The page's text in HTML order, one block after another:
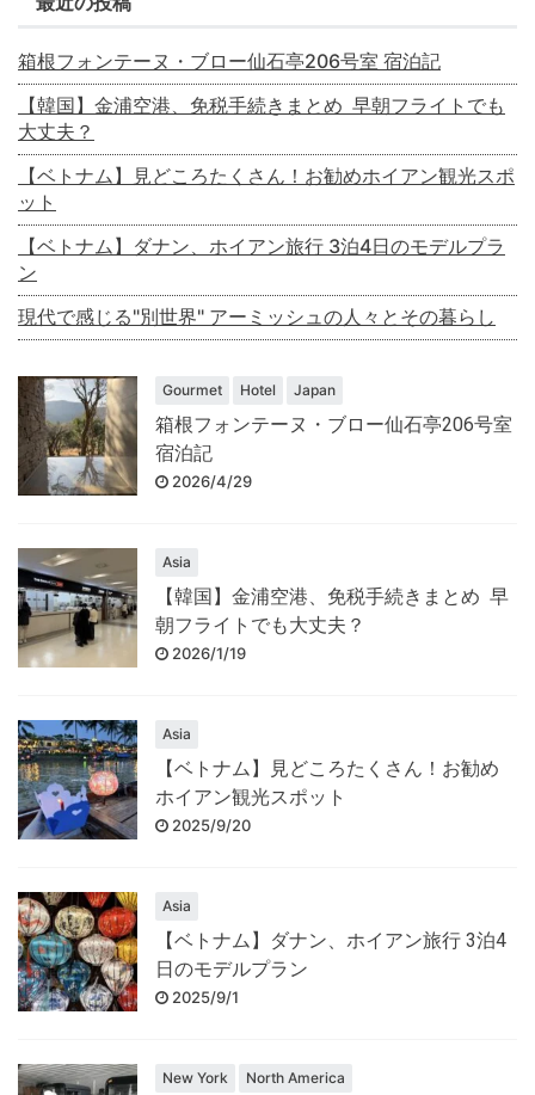
箱根フォンテーヌ・ブロー仙石亭206号室 宿泊記
【韓国】金浦空港、免税手続きまとめ 早朝フライトでも
大丈夫？
【ベトナム】見どころたくさん！お勧めホイアン観光スポ
ット
【ベトナム】ダナン、ホイアン旅行 3泊4日のモデルプラ
ン
現代で感じる"別世界" アーミッシュの人々とその暮らし
Gourmet Hotel Japan
箱根フォンテーヌ・ブロー仙石亭206号室
宿泊記
2026/4/29
Asia
【韓国】金浦空港、免税手続きまとめ 早
朝フライトでも大丈夫？
2026/1/19
Asia
【ベトナム】見どころたくさん！お勧め
ホイアン観光スポット
2025/9/20
Asia
【ベトナム】ダナン、ホイアン旅行 3泊4
日のモデルプラン
2025/9/1
New York North America